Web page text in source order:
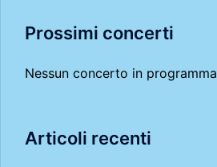
Prossimi concerti
Nessun concerto in programma
Articoli recenti